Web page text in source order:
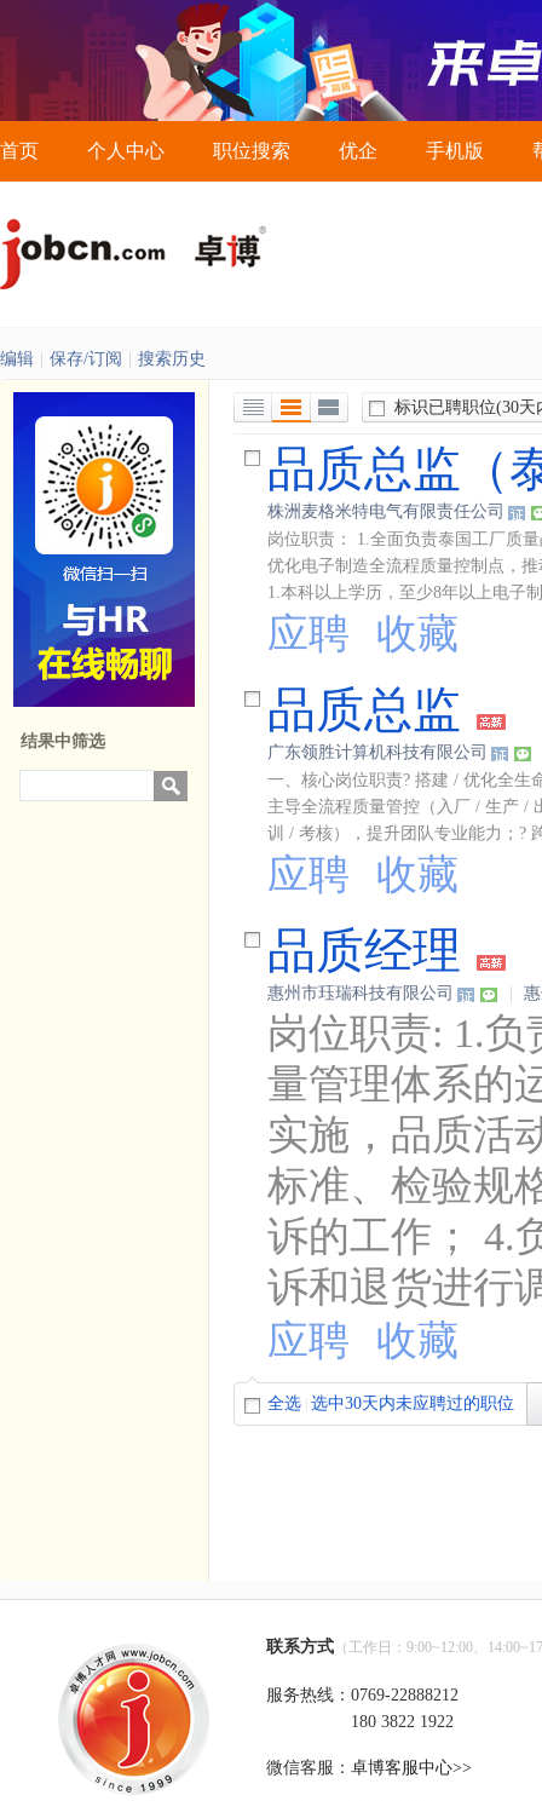
首页 个人中心 职位搜索 优企 手机版
编辑 保存/订阅 搜索历史
结果中筛选
全部展开视图 标识已聘职位(30天
品质总监（
株洲麦格米特电气有限责任公司
岗位职责： 1.全面负责泰国工厂质
优化电子制造全流程质量控制点，
1.本科以上学历，至少8年以上电子
应聘 收藏
品质总监
广东领胜计算机科技有限公司
一、核心岗位职责? 搭建 / 优化全生
主导全流程质量管控（入厂 / 生产 /
训 / 考核），提升团队专业能力；?
应聘 收藏
品质经理
惠州市珏瑞科技有限公司
岗位职责: 1.
量管理体系的
实施，品质活
标准、检验规
诉的工作； 4.
诉和退货进行
应聘
收藏
全选 选中30天内未应聘过的职位
联系方式 （工作日：9:00~12:00、
服务热线：0769-22888212
180 3822 1922
微信客服： 卓博客服中心>>